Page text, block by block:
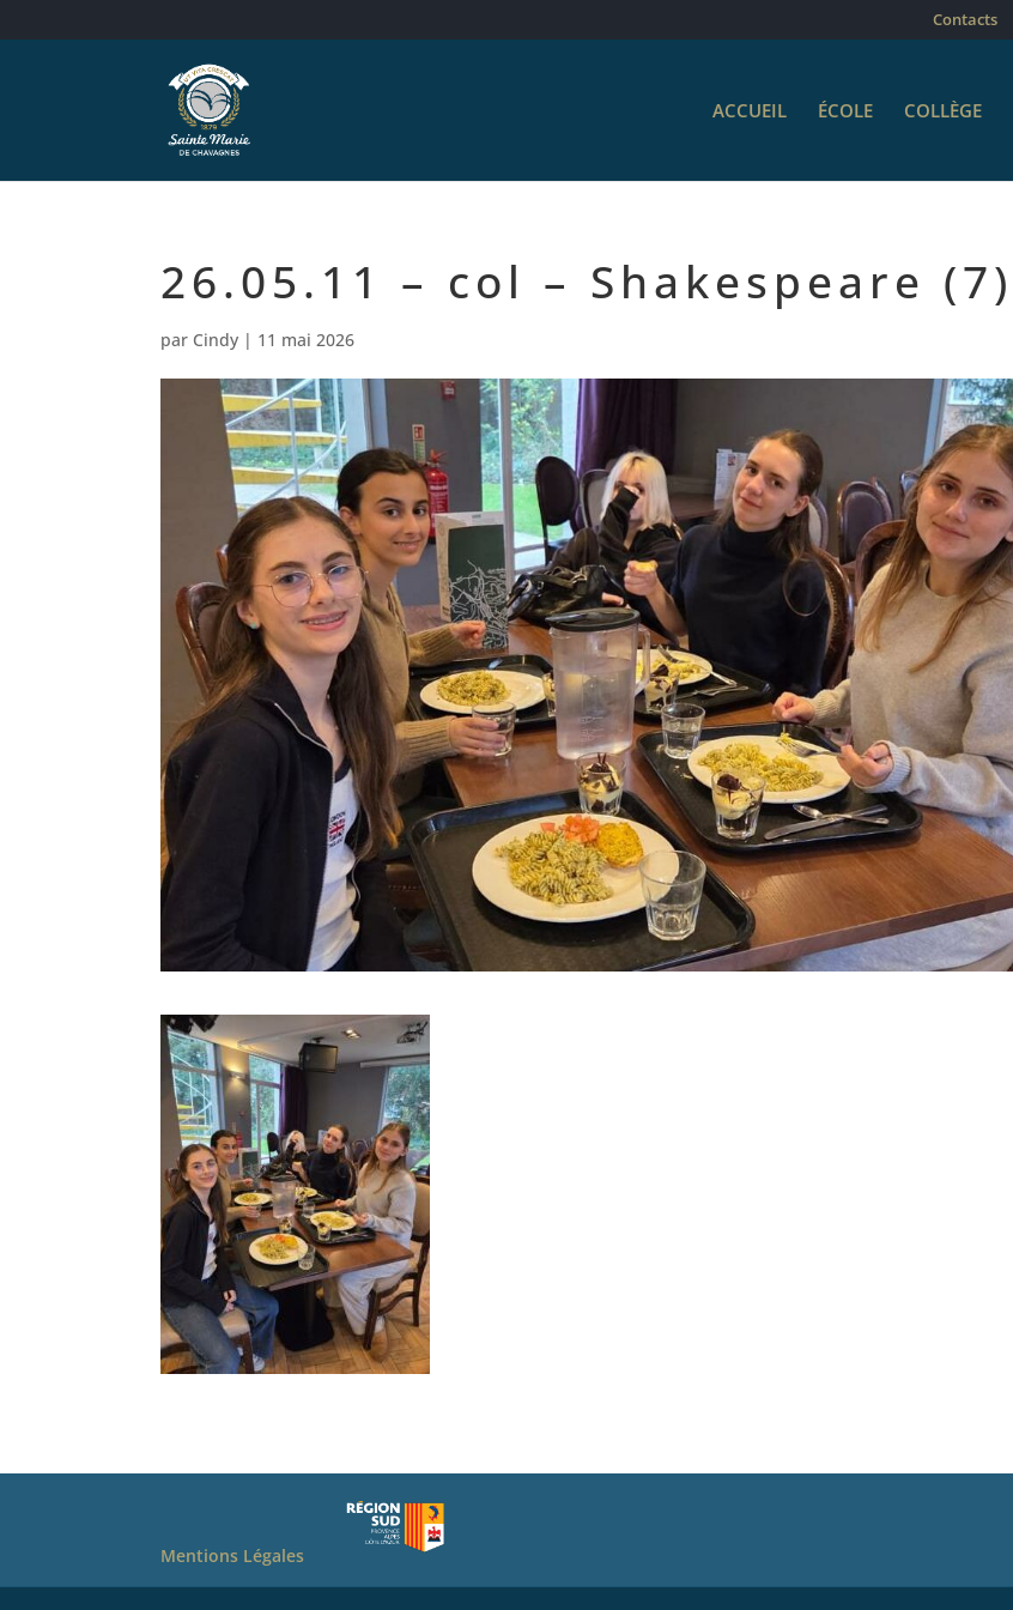
Contacts
ACCUEIL ÉCOLE COLLÈGE
26.05.11 – col – Shakespeare (7)
par Cindy | 11 mai 2026
Mentions Légales